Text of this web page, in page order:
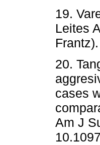
19.
Leites
20.
cases
Am J